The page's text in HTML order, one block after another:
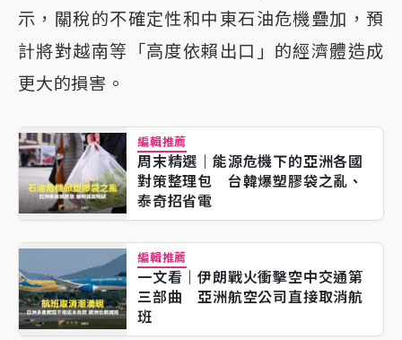
示，關稅的不確定性和中東石油危機疊加，預
計將對越南等「高度依賴出口」的經濟體造成
更大的損害。
編輯推薦
周末精選｜能源危機下的亞洲各國
對策整理包 台韓爆塑膠袋之亂、
泰奇招省電
編輯推薦
一文看｜伊朗戰火衝擊空中交通第
三部曲 亞洲航空公司直接取消航
班